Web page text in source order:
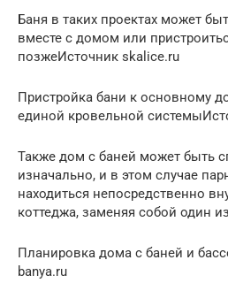
Баня в таких проектах может
вместе с домом или
позжеИсточник skalice.ru
Пристройка бани к основному
единой кровельной
Также дом с баней может быть
изначально, и в этом случае
находиться непосредственно
коттеджа, заменяя собой один
Планировка дома с баней и
banya.ru